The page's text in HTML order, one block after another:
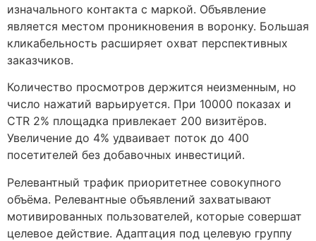
изначального контакта с маркой. Объявление
является местом проникновения в воронку. Большая
кликабельность расширяет охват перспективных
заказчиков.
Количество просмотров держится неизменным, но
число нажатий варьируется. При 10000 показах и
CTR 2% площадка привлекает 200 визитёров.
Увеличение до 4% удваивает поток до 400
посетителей без добавочных инвестиций.
Релевантный трафик приоритетнее совокупного
объёма. Релевантные объявлений захватывают
мотивированных пользователей, которые совершат
целевое действие. Адаптация под целевую группу